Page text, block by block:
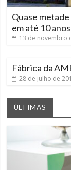
Quase
em até 10 anos
13 de novembro
Fábrica da
28 de julho de
ÚLTIMAS